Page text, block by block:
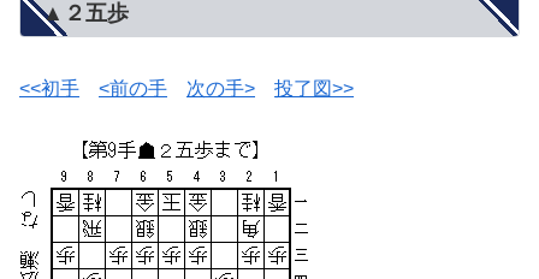
▲２五歩
<<初手 <前の手 次の手> 投了図>>